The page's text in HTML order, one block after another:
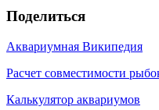
Поделиться
Аквариумная Википедия
Расчет совместимости
Калькулятор аквариумов